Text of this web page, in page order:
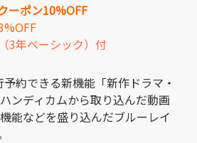
ーポン10%OFF
3年ベーシック）付
約できる新機能「新作ドラマ・
ンディカムから取り込んだ動画
能などを盛り込んだブルーレイ